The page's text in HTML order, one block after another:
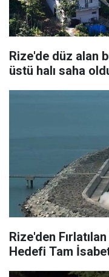
Rize'de düz alan
üstü halı saha
Rize'den
Hedefi Tam